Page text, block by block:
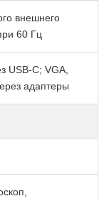
внешнего
60 Гц
USB-C; VGA,
адаптеры